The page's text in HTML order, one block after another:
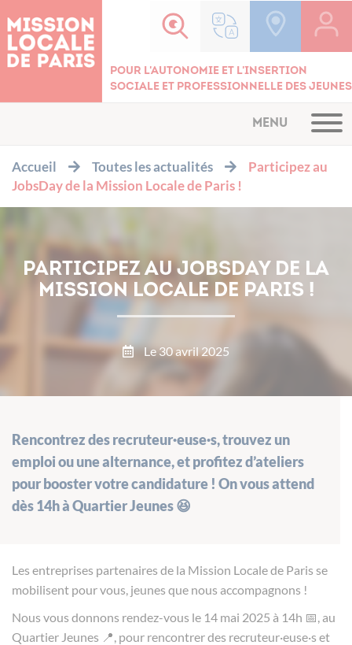
Pour l'autonomie et l'insertion
sociale et professionnelle des jeunes
MENU
Accueil Toutes les actualités
Participez au
JobsDay de la Mission Locale de Paris !
PARTICIPEZ AU JOBSDAY DE LA
MISSION LOCALE DE PARIS !
Le 30 avril 2025
Rencontrez des recruteur·euse·s, trouvez un
emploi ou une alternance, et profitez d’ateliers
pour booster votre candidature ! On vous attend
dès 14h à Quartier Jeunes 😆
Les entreprises partenaires de la Mission Locale de Paris se
mobilisent pour vous, jeunes que nous accompagnons !
Nous vous donnons rendez-vous le 14 mai 2025 à 14h 📅, au
Quartier Jeunes 📍, pour rencontrer des recruteur·euse·s et